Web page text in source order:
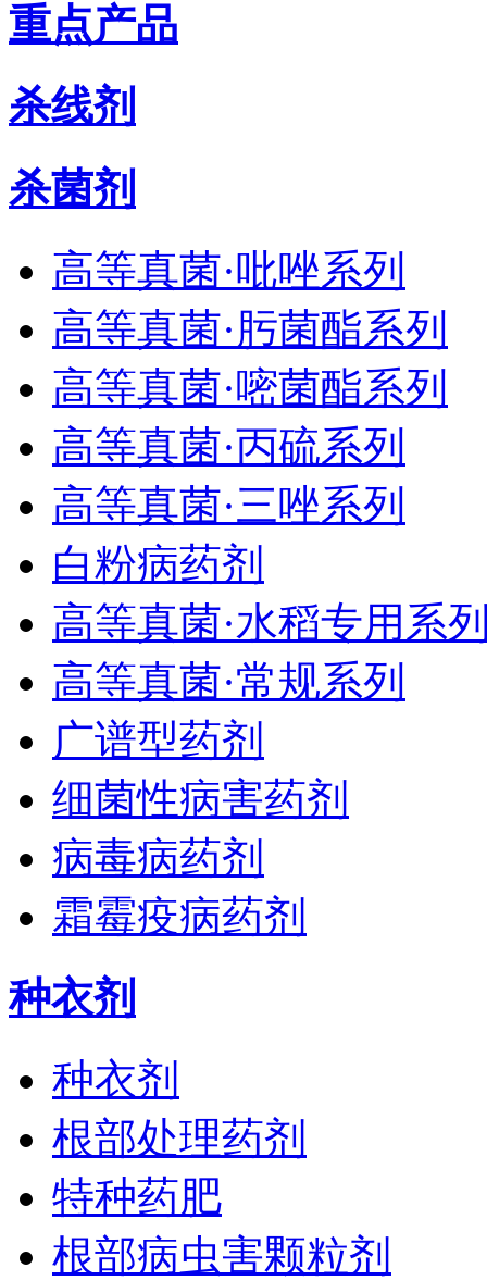
重点产品
杀线剂
杀菌剂
高等真菌·吡唑系列
高等真菌·肟菌酯系列
高等真菌·嘧菌酯系列
高等真菌·丙硫系列
高等真菌·三唑系列
白粉病药剂
高等真菌·水稻专用系
高等真菌·常规系列
广谱型药剂
细菌性病害药剂
病毒病药剂
霜霉疫病药剂
种衣剂
种衣剂
根部处理药剂
特种药肥
根部病虫害颗粒剂